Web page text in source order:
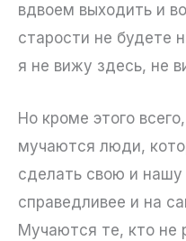
вдвоем выходить и
старости не будете
я не вижу здесь, не
Но кроме этого
мучаются люди,
сделать свою и
справедливее и на
Мучаются те, кто не